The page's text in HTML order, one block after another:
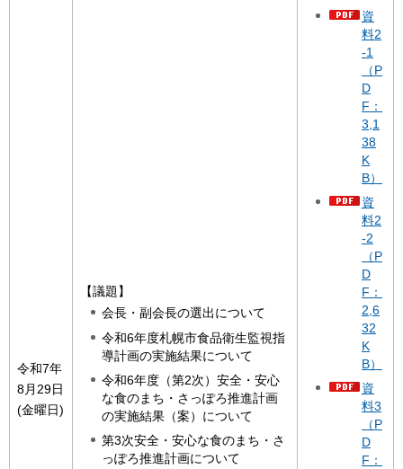
令和7年
8月29日
(金曜日)
【議題】
会長・副会長の選出について
令和6年度札幌市食品衛生監視指
導計画の実施結果について
令和6年度（第2次）安全・安心
な食のまち・さっぽろ推進計画
の実施結果（案）について
第3次安全・安心な食のまち・さ
っぽろ推進計画について
資
料2
-1
（P
D
F：
3,1
38
K
B）
資
料2
-2
（P
D
F：
2,6
32
K
B）
資
料3
（P
D
F：